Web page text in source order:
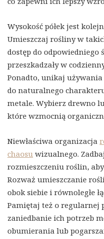
Wysokość półek jest
Umieszczaj rośliny w
dostęp do odpowiedniego
przeszkadzały w
Ponadto, unikaj
do naturalnego
metale. Wybierz drewno
które wzmocnią
Niewłaściwa organizacja
chaosu wizualnego.
rozmieszczeniu roślin,
Rozważ umieszczanie
obok siebie i równoległe
Pamiętaj też o regularnej
zaniedbanie ich potrzeb
obumierania lub